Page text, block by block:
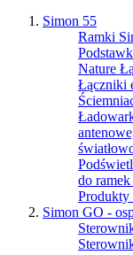
Simon 55
Ramki
Nature
Łączniki
do
Produkty
Simon GO -